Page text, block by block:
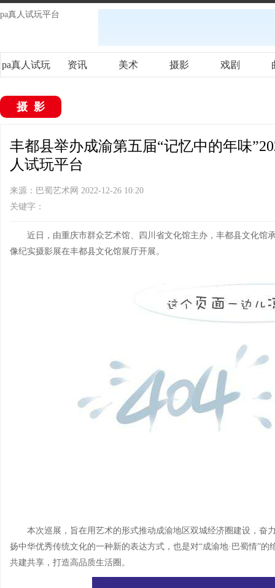
pa真人试玩平台
pa真人试玩 资讯 美术 摄影 戏剧
摄影
丰都县举办成渝第五届“记忆中的年味
人试玩平台
来源：巴蜀艺术网 2022-12-26 10:20
关键字：
近日，由重庆市群众艺术馆、四川省文化馆主办，丰都县文化馆
像纪实摄影展在丰都县文化馆展厅开展。
本次巡展，旨在用艺术的形式推动成渝地区双城经济圈建设，奋
扬中华优秀传统文化的一种新的表达方式，也是对“成渝地·巴蜀情”
共建共享，打造高品质生活圈。